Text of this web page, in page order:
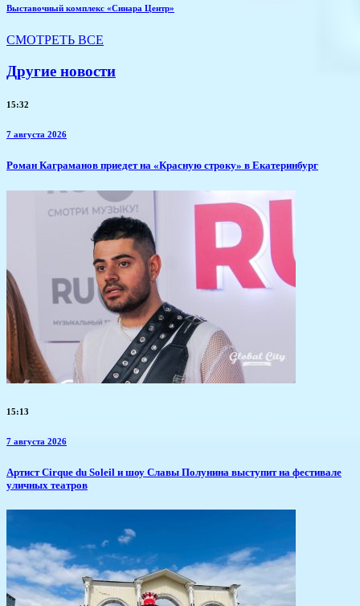
Выставочный комплекс «Синара Центр»
СМОТРЕТЬ ВСЕ
Другие новости
15:32
7 августа 2026
​Роман Каграманов приедет на «Красную строку» в Екатеринбург
15:13
7 августа 2026
Артист Cirque du Soleil и шоу Славы Полунина выступит на фестивале
уличных театров